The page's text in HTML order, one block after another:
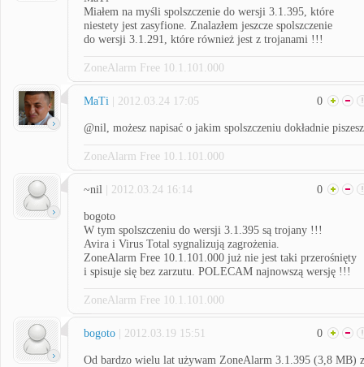
Miałem na myśli spolszczenie do wersji 3.1.395, które
niestety jest zasyfione. Znalazłem jeszcze spolszczenie
do wersji 3.1.291, które również jest z trojanami !!!
ZoneAlarm Free 10.1.101.000
MaTi | 2012.03.24 17:05 0
@nil, możesz napisać o jakim spolszczeniu dokładnie
ZoneAlarm Free 10.1.101.000
~nil | 2012.03.24 16:14 0
bogoto
W tym spolszczeniu do wersji 3.1.395 są trojany !!!
Avira i Virus Total sygnalizują zagrożenia.
ZoneAlarm Free 10.1.101.000 już nie jest taki przerośnięty
i spisuje się bez zarzutu. POLECAM najnowszą wersję !!!
ZoneAlarm Free 10.1.101.000
bogoto | 2012.03.19 15:51 0
Od bardzo wielu lat używam ZoneAlarm 3.1.395 (3,8 MB)